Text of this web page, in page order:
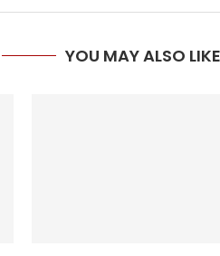
YOU MAY ALSO LIKE